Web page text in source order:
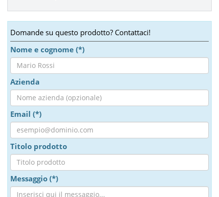
Domande su questo prodotto? Contattaci!
Nome e cognome (*)
Azienda
Email (*)
Titolo prodotto
Messaggio (*)